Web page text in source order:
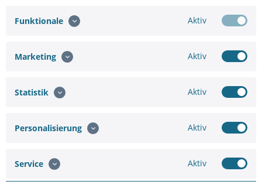
Hersteller Artikel-
Nr:
DH-IPC-H5BP-0360B-EUR
Funktionale Aktiv
Marketing Aktiv
Statistik Aktiv
Personalisierung Aktiv
Service Aktiv